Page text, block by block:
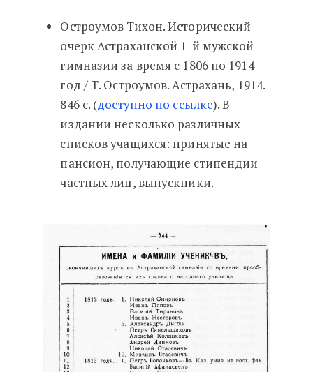
Остроумов Тихон. Исторический
очерк Астраханской 1-й мужской
гимназии за время с 1806 по 1914
год / Т. Остроумов. Астрахань, 1914.
846 с. (доступно по ссылке). В
издании несколько различных
списков учащихся: принятые на
пансион, получающие стипендии
частных лиц, выпускники.